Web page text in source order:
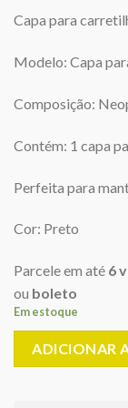
Capa para
Modelo: Capa
Composição:
Contém: 1 capa
Perfeita para
Cor: Preto
Parcele em até 6
ou boleto
Em estoque
ADICIONAR